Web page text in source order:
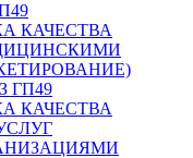
КАЧЕСТВА
ГП49
КАЧЕСТВА